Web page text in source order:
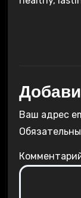
Ваш адрес